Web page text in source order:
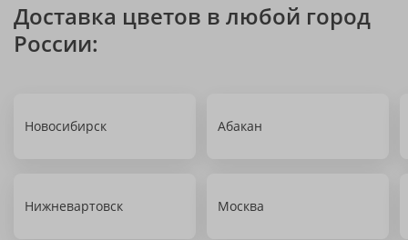
Доставка цветов в любой город
России:
Новосибирск Абакан
Нижневартовск Москва